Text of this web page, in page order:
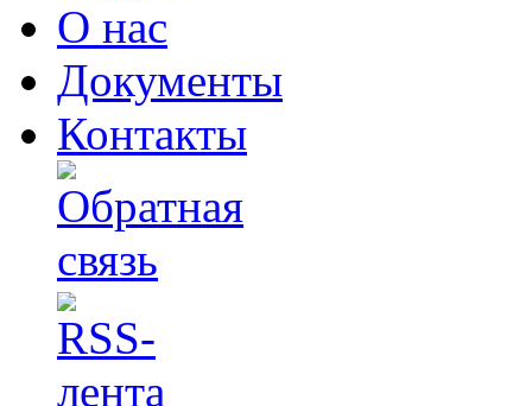
О нас
Документы
Контакты